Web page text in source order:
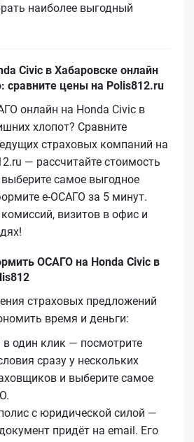
наиболее выгодный
Civic в Хабаровске онлайн
сравните цены на Polis812.ru
онлайн на Honda Civic в
хлопот? Сравните
страховых компаний на
— рассчитайте стоимость
самое выгодное
е‑ОСАГО за 5 минут.
визитов в офис и
ОСАГО на Honda Civic в
страховых предложений
время и деньги:
в один клик — посмотрите
сразу у нескольких
и выберите самое
с юридической силой —
придёт на email. Его